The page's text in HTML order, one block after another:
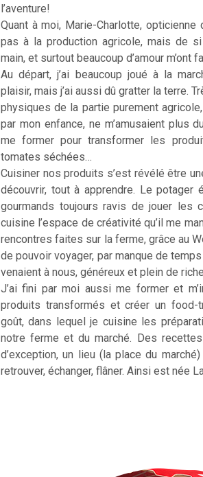
l’aventure!
Quant à moi, Marie-Charlotte,
pas à la production agricole, mais de
main, et surtout beaucoup d’amour m’ont
Au départ, j’ai beaucoup joué à la
plaisir, mais j’ai aussi dû gratter la terre.
physiques de la partie purement
par mon enfance, ne m’amusaient plus
me former pour transformer les
tomates séchées…
Cuisiner nos produits s’est révélé être
découvrir, tout à apprendre. Le
gourmands toujours ravis de jouer les
cuisine l’espace de créativité qu’il me
rencontres faites sur la ferme, grâce au
de pouvoir voyager, par manque de
venaient à nous, généreux et plein de
J’ai fini par moi aussi me former et
produits transformés et créer un food-
goût, dans lequel je cuisine les
notre ferme et du marché. Des
d’exception, un lieu (la place du
retrouver, échanger, flâner. Ainsi est née